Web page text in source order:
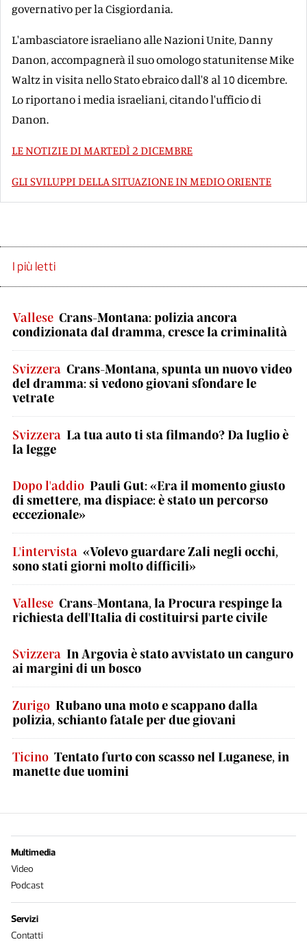
governativo per la Cisgiordania.
L'ambasciatore israeliano alle Nazioni Unite, Danny
Danon, accompagnerà il suo omologo statunitense Mike
Waltz in visita nello Stato ebraico dall'8 al 10 dicembre.
Lo riportano i media israeliani, citando l'ufficio di
Danon.
LE NOTIZIE DI MARTEDÌ 2 DICEMBRE
GLI SVILUPPI DELLA SITUAZIONE IN MEDIO ORIENTE
I più letti
Vallese Crans-Montana: polizia ancora
condizionata dal dramma, cresce la criminalità
Svizzera Crans-Montana, spunta un nuovo video
del dramma: si vedono giovani sfondare le
vetrate
Svizzera La tua auto ti sta filmando? Da luglio è
la legge
Dopo l'addio Pauli Gut: «Era il momento giusto
di smettere, ma dispiace: è stato un percorso
eccezionale»
L'intervista «Volevo guardare Zali negli occhi,
sono stati giorni molto difficili»
Vallese Crans-Montana, la Procura respinge la
richiesta dell'Italia di costituirsi parte civile
Svizzera In Argovia è stato avvistato un canguro
ai margini di un bosco
Zurigo Rubano una moto e scappano dalla
polizia, schianto fatale per due giovani
Ticino Tentato furto con scasso nel Luganese, in
manette due uomini
Multimedia
Video
Podcast
Servizi
Contatti